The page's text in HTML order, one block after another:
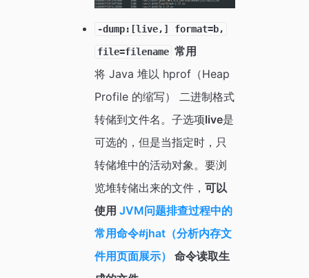
-dump:[live,] format=b,
file=filename 常用
将 Java 堆以 hprof（Heap
Profile 的缩写） 二进制格式
转储到文件名。子选项live是
可选的，但是当指定时，只
转储堆中的活动对象。要浏
览堆转储出来的文件， 可以
使用 JVM问题排查过程中的
常用命令#jhat（分析内存文
件用页面展示）
命令读取生